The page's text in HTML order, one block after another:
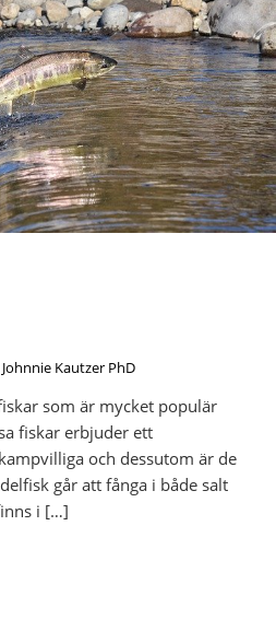
Johnnie Kautzer PhD
som är mycket populär
fiskar erbjuder ett
och dessutom är de
går att fånga i både salt
i […]